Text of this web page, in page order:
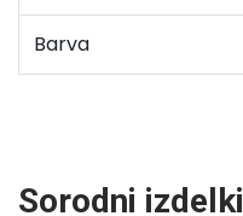
Barva
Sorodni izdelki